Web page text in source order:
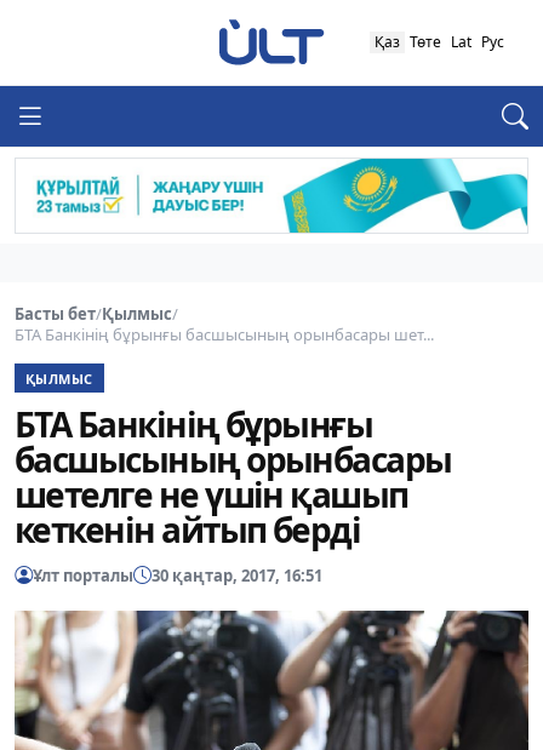
Қаз Төте Lat Рус
Басты бет/Қылмыс/
БТА Банкінің бұрынғы басшысының орынбасары шет...
ҚЫЛМЫС
БТА Банкінің бұрынғы
басшысының орынбасары
шетелге не үшін қашып
кеткенін айтып берді
Ұлт порталы 30 қаңтар, 2017, 16:51